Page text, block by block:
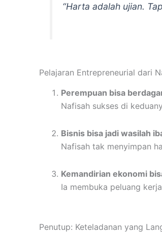
“Harta adalah ujian.
Pelajaran Entrepreneurial dari
Perempuan bisa
Nafisah sukses di
Bisnis bisa jadi wasilah
Nafisah tak menyimpan
Kemandirian ekonomi
Ia membuka peluang
Penutup: Keteladanan yang